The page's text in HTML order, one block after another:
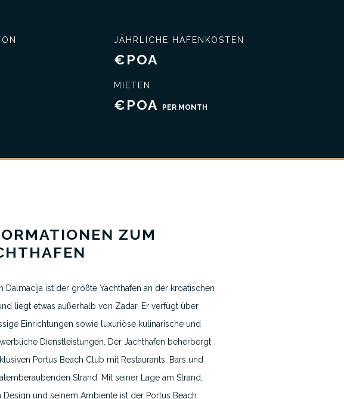
JÄHRLICHE HAFENKOSTEN
€POA
MIETEN
€POA PER MONTH
ZUM
Dalmacija ist der größte Yachthafen an der kroatischen
liegt etwas außerhalb von Zadar. Er verfügt über
Einrichtungen sowie luxuriöse kulinarische und
Dienstleistungen. Der Jachthafen beherbergt
Portus Beach Club mit Restaurants, Bars und
Strand. Mit seiner Lage am Strand,
Design und seinem Ambiente ist der Portus Beach
Exklusiver Service
Nachrichten & Blogs